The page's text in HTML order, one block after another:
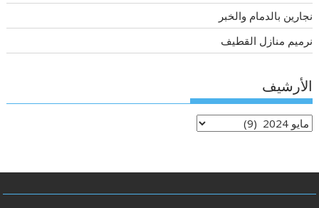
نجارين بالدمام والخبر
نرميم منازل القطيف
الأرشيف
الأرشيف